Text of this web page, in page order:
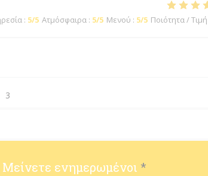
: 5/5 Ατμόσφαιρα : 5/5 Μενού : 5/5 Ποιότητα / Τιμή
3
Μείνετε ενημερωμένοι *